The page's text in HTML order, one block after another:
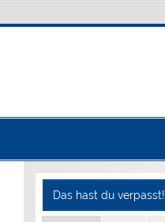
Das hast du verpasst!